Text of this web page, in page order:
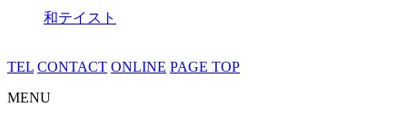
和テイスト
TEL CONTACT ONLINE PAGE TOP
MENU